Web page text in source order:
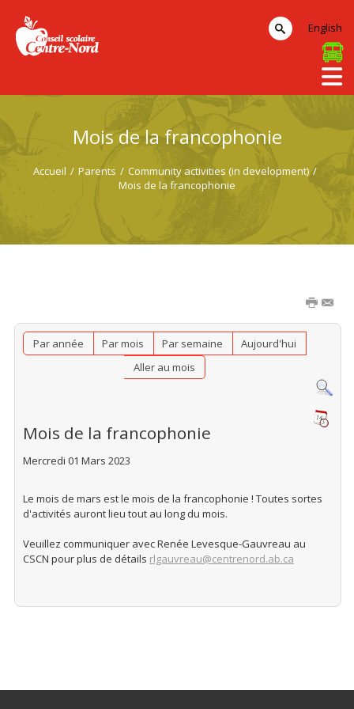
Mois de la francophonie
Accueil / Parents / Community activities (in development) /
Mois de la francophonie
Par année Par mois Par semaine
Aujourd'hui
Aller au mois
Mois de la francophonie
Mercredi 01 Mars 2023
Le mois de mars est le mois de la francophonie ! Toutes sortes
d'activités auront lieu tout au long du mois.
Veuillez communiquer avec Renée Levesque-Gauvreau au
CSCN pour plus de détails rlgauvreau@centrenord.ab.ca
English